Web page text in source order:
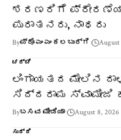
ಶರಣರಿಗೆ
ಪುರಾತನರು, ನಾಥರು
Byಪ್ರೊ ಎಂ ಎಂ ಕಲಬುರ್ಗಿ
ಚರ್ಚೆ
ಲಿಂಗಾಯತದ ಮೇಲಿನ
ಸಿದ್ದರಾಮ ಸ್ವಾಮೀಜಿ
Byಬಸವ ಮೀಡಿಯಾ August 8, 2026
ಸುದ್ದಿ